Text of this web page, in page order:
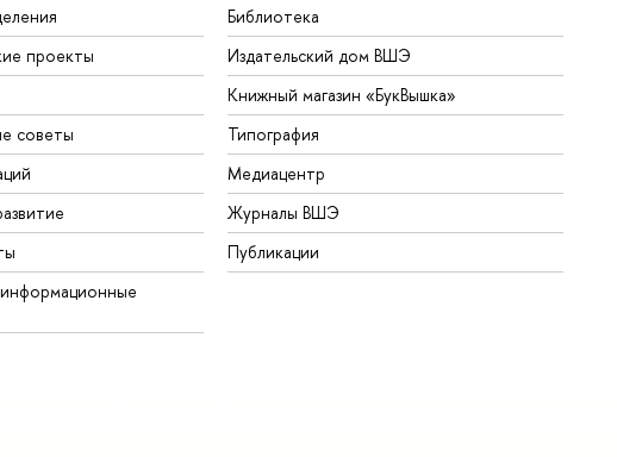
проекты
советы
Библиотека
Издательский дом ВШЭ
Книжный магазин «БукВышка»
Типография
Медиацентр
Журналы ВШЭ
Публикации